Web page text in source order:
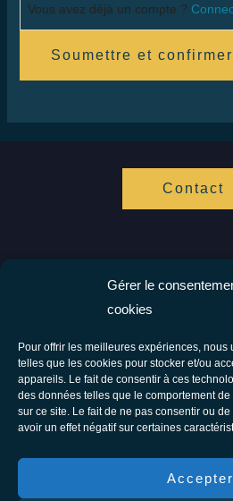
Gérer le
cookies
Pour offrir les meilleures expériences,
telles que les cookies pour stocker et/ou
appareils. Le fait de consentir à ces
des données telles que le comportement
sur ce site. Le fait de ne pas consentir ou
avoir un effet négatif sur certaines
Accepter
Vous avez déjà un compte ?
Contact
Ensemble vers
Facebook
Tous droits réservés © 2026 Vis Ta Vie
énergétique
F.A.Q